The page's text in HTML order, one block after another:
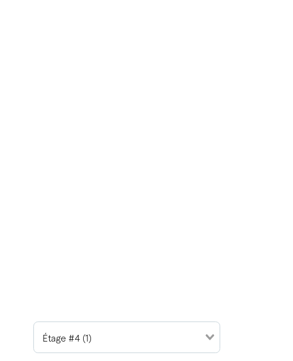
Étage #4 (1)